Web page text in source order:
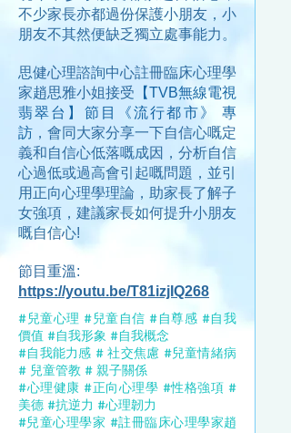
不少家長亦都過份保護小朋友，小
朋友不其然便缺乏獨立處事能力。
思健心理諮詢中心註冊臨床心理學
家趙思雅小姐接受 【TVB無線電視
翡翠台】節目《流行都市》 專
訪 ， 會同大家分享一下自信心嘅定
義和自信心低落嘅成因，分析自信
心過低或過高會引起嘅問題，並引
用正向心理學理論，助家長了解子
女強項，建議家長如何提升小朋友
嘅自信心!
節目重溫:
https://youtu.be/T81izjIQ268
#兒童心理 #兒童自信 #自尊感 #自我
價值 #自我形象 #自我概念
#自我能力感 # 社交焦慮 #兒童情緒病
# 兒童管教 # 親子關係
#心理健康 #正向心理學 #性格強項 #
美德 #抗逆力 #心理韌力
#兒童心理學家 #註冊臨床心理學家趙